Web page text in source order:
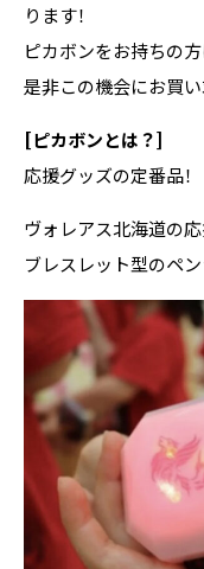
ります！
ピカボンをお持ちの
是非この機会にお買い
[ピカボンとは？]
応援グッズの定番品！
ヴォレアス北海道の応
ブレスレット型のペン